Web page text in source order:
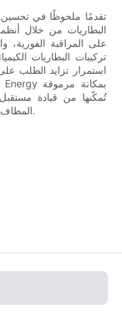
البطاريات من خلال
على المراقبة الفورية،
تركيبات البطاريات
استمرار تزايد الطلب
تُمكّنها من قيادة
المطاف إلى حلول تخزين طاقة أكثر استدامة وكفاءة.